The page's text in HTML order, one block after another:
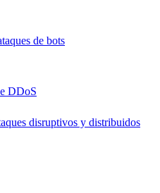
de bots
DDoS
disruptivos y distribuidos